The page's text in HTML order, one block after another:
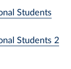
Students
Students 2